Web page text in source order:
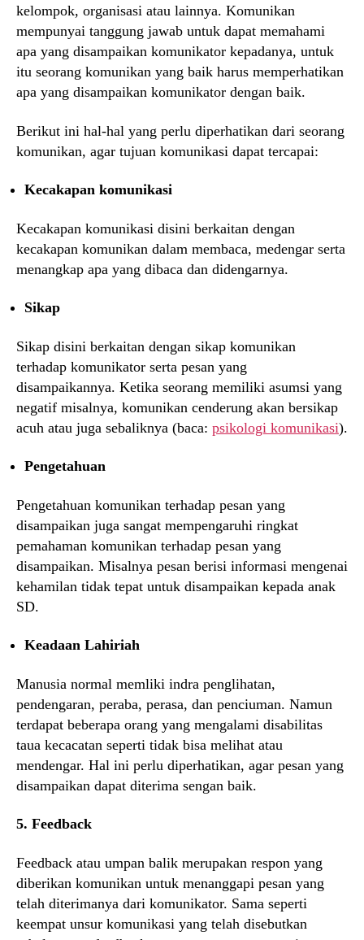
kelompok, organisasi atau lainnya. Komunikan
mempunyai tanggung jawab untuk dapat memahami
apa yang disampaikan komunikator kepadanya, untuk
itu seorang komunikan yang baik harus memperhatikan
apa yang disampaikan komunikator dengan baik.
Berikut ini hal-hal yang perlu diperhatikan dari seorang
komunikan, agar tujuan komunikasi dapat tercapai:
Kecakapan komunikasi
Kecakapan komunikasi disini berkaitan dengan
kecakapan komunikan dalam membaca, medengar serta
menangkap apa yang dibaca dan didengarnya.
Sikap
Sikap disini berkaitan dengan sikap komunikan
terhadap komunikator serta pesan yang
disampaikannya. Ketika seorang memiliki asumsi yang
negatif misalnya, komunikan cenderung akan bersikap
acuh atau juga sebaliknya (baca: psikologi komunikasi).
Pengetahuan
Pengetahuan komunikan terhadap pesan yang
disampaikan juga sangat mempengaruhi ringkat
pemahaman komunikan terhadap pesan yang
disampaikan. Misalnya pesan berisi informasi mengenai
kehamilan tidak tepat untuk disampaikan kepada anak
SD.
Keadaan Lahiriah
Manusia normal memliki indra penglihatan,
pendengaran, peraba, perasa, dan penciuman. Namun
terdapat beberapa orang yang mengalami disabilitas
taua kecacatan seperti tidak bisa melihat atau
mendengar. Hal ini perlu diperhatikan, agar pesan yang
disampaikan dapat diterima sengan baik.
5. Feedback
Feedback atau umpan balik merupakan respon yang
diberikan komunikan untuk menanggapi pesan yang
telah diterimanya dari komunikator. Sama seperti
keempat unsur komunikasi yang telah disebutkan